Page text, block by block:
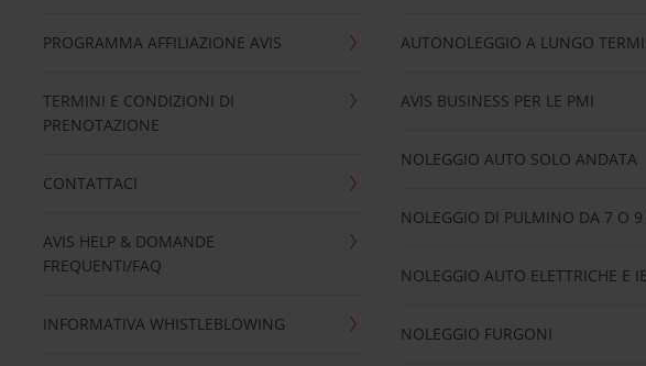
PROGRAMMA AFFILIAZIONE AVIS
TERMINI E CONDIZIONI DI
PRENOTAZIONE
CONTATTACI
AVIS HELP & DOMANDE
FREQUENTI/FAQ
INFORMATIVA WHISTLEBLOWING
AUTONOLEGGIO A LUNGO
AVIS BUSINESS PER LE PMI
NOLEGGIO AUTO SOLO ANDATA
NOLEGGIO DI PULMINO DA 7 O 9
NOLEGGIO AUTO ELETTRICHE E
NOLEGGIO FURGONI